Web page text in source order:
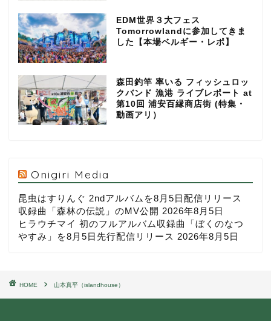
EDM世界３大フェス
Tomorrowlandに参加してきま
した【本場ベルギー・レポ】
森田釣竿 率いる フィッシュロッ
クバンド 漁港 ライブレポート at
第10回 浦安百縁商店街 (特集・
動画アリ）
Onigiri Media
昆虫はすりんぐ 2ndアルバムを8月5日配信リリース
収録曲「森林の伝説」のMV公開 2026年8月5日
ヒラウチマイ 初のフルアルバム収録曲「ぼくのなつ
やすみ」を8月5日先行配信リリース 2026年8月5日
HOME 山本真平（islandhouse）